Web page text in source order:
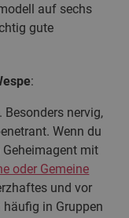
auf sechs
gute
:
Besonders nervig,
Wenn du
mit
oder Gemeine
und vor
in Gruppen